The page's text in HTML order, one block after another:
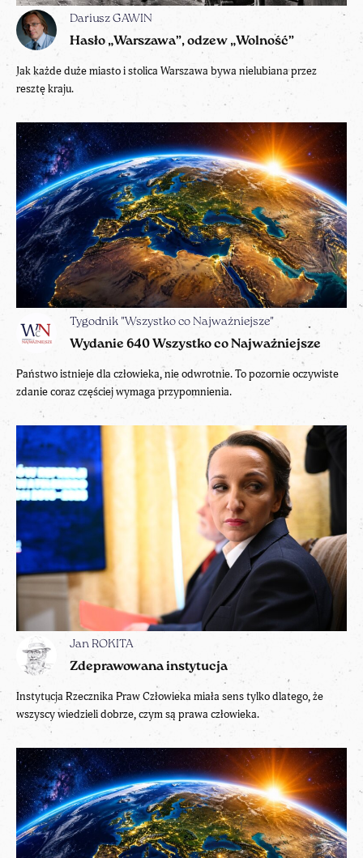
Dariusz GAWIN
Hasło „Warszawa”, odzew „Wolność”
Jak każde duże miasto i stolica Warszawa bywa nielubiana przez
resztę kraju.
Tygodnik "Wszystko co Najważniejsze"
Wydanie 640 Wszystko co Najważniejsze
Państwo istnieje dla człowieka, nie odwrotnie. To pozornie oczywiste
zdanie coraz częściej wymaga przypomnienia.
Jan ROKITA
Zdeprawowana instytucja
Instytucja Rzecznika Praw Człowieka miała sens tylko dlatego, że
wszyscy wiedzieli dobrze, czym są prawa człowieka.